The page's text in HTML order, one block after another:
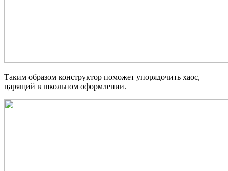
Таким образом конструктор поможет упорядочить хаос,
царящий в школьном оформлении.